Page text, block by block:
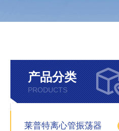
产品分类
PRODUCTS
莱普特离心管振荡器